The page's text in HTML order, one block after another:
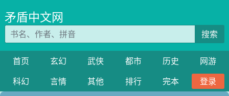
矛盾中文网
搜索
首页 玄幻 武侠 都市 历史
网游
科幻
言情 其他 排行 完本
登录